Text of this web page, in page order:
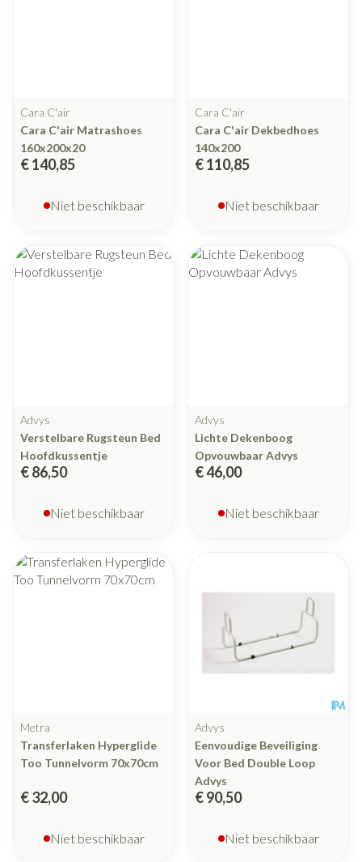
Cara C'air
Cara C'air Matrashoes
160x200x20
€ 140,85
Niet beschikbaar
Cara C'air
Cara C'air Dekbedhoes
140x200
€ 110,85
Niet beschikbaar
Advys
Verstelbare Rugsteun Bed
Hoofdkussentje
€ 86,50
Niet beschikbaar
Advys
Lichte Dekenboog
Opvouwbaar Advys
€ 46,00
Niet beschikbaar
Metra
Transferlaken Hyperglide
Too Tunnelvorm 70x70cm
€ 32,00
Niet beschikbaar
Advys
Eenvoudige Beveiliging
Voor Bed Double Loop
Advys
€ 90,50
Niet beschikbaar